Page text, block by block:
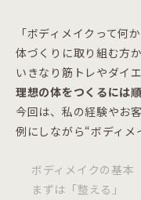
「ボディメイクって何
体づくりに取り組む方
いきなり筋トレやダイ
理想の体をつくるには
今回は、私の経験やお
例にしながら“ボディメ
ボディメイクの基本
まずは「整える」